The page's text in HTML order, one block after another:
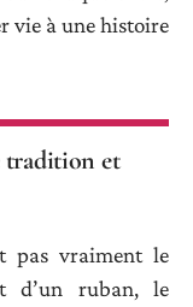
vie à une histoire
tradition et
pas vraiment le
d’un ruban, le